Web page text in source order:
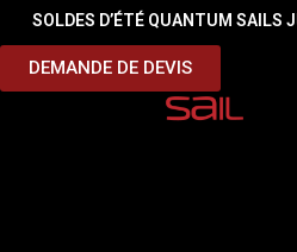
SOLDES D’ÉTÉ QUANTUM SAILS
Sous
DEMANDE DE DEVIS